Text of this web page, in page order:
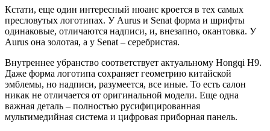
Кстати, еще один интересный нюанс кроется в тех самых
пресловутых логотипах. У Aurus и Senat форма и шрифты
одинаковые, отличаются надписи, и, внезапно, окантовка. У
Aurus она золотая, а у Senat – серебристая.
Внутреннее убранство соответствует актуальному Hongqi H9.
Даже форма логотипа сохраняет геометрию китайской
эмблемы, но надписи, разумеется, все иные. То есть салон
никак не отличается от оригинальной модели. Еще одна
важная деталь – полностью русифицированная
мультимедийная система и цифровая приборная панель.